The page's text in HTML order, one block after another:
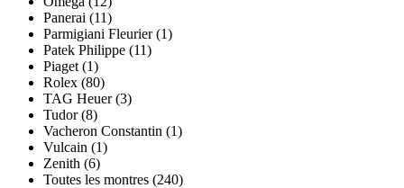
Panerai (11)
Parmigiani Fleurier (1)
Patek Philippe (11)
Piaget (1)
Rolex (80)
TAG Heuer (3)
Tudor (8)
Vacheron Constantin (1)
Vulcain (1)
Zenith (6)
Toutes les montres (240)